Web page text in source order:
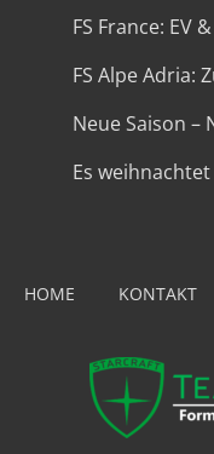
FS France: EV
FS Alpe Adria:
Neue Saison –
Es
HOME KONTAKT